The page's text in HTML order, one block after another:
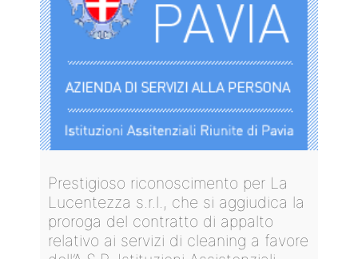
Prestigioso riconoscimento per La
Lucentezza s.r.l., che si aggiudica la
proroga del contratto di appalto
relativo ai servizi di cleaning a favore